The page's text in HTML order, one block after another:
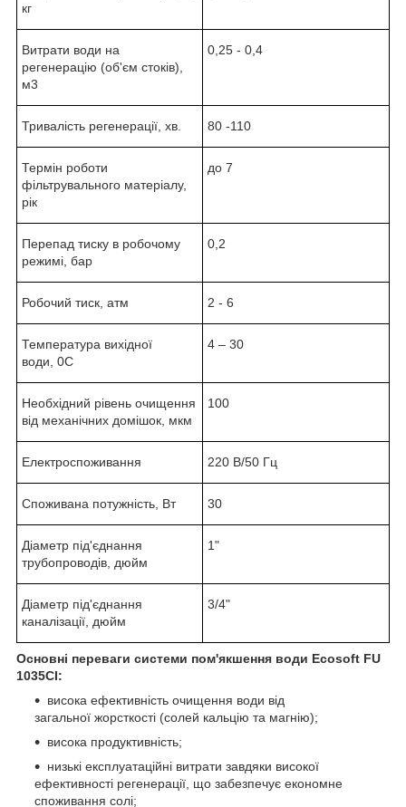
кг
Витрати води на
регенерацію (об'єм стоків),
м3
0,25 - 0,4
Тривалість регенерації, хв. 80 -110
Термін роботи
фільтрувального матеріалу,
рік
до 7
Перепад тиску в робочому
режимі, бар
0,2
Робочий тиск, атм 2 - 6
Температура вихідної
води, 0С
4 – 30
Необхідний рівень очищення
від механічних домішок, мкм
100
Електроспоживання 220 В/50 Гц
Споживана потужність, Вт 30
Діаметр під'єднання
трубопроводів, дюйм
1"
Діаметр під'єднання
каналізації, дюйм
3/4"
Основні переваги системи пом'якшення води Ecosoft FU
1035CI:
висока ефективність очищення води від
загальної жорсткості (солей кальцію та магнію);
висока продуктивність;
низькі експлуатаційні витрати завдяки високої
ефективності регенерації, що забезпечує економне
споживання солі;